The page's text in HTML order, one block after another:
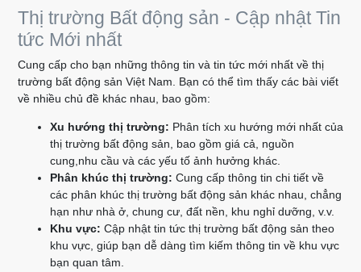
Thị trường Bất động sản - Cập nhật Tin
tức Mới nhất
Cung cấp cho bạn những thông tin và tin tức mới nhất về thị
trường bất động sản Việt Nam. Bạn có thể tìm thấy các bài viết
về nhiều chủ đề khác nhau, bao gồm:
Xu hướng thị trường: Phân tích xu hướng mới nhất của
thị trường bất động sản, bao gồm giá cả, nguồn
cung,nhu cầu và các yếu tố ảnh hưởng khác.
Phân khúc thị trường: Cung cấp thông tin chi tiết về
các phân khúc thị trường bất động sản khác nhau, chẳng
hạn như nhà ở, chung cư, đất nền, khu nghỉ dưỡng, v.v.
Khu vực: Cập nhật tin tức thị trường bất động sản theo
khu vực, giúp bạn dễ dàng tìm kiếm thông tin về khu vực
bạn quan tâm.